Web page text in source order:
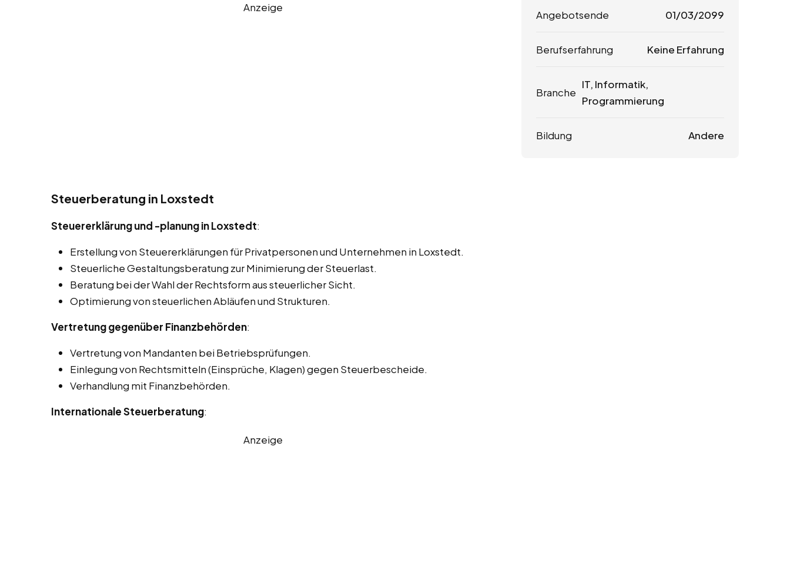
Anzeige
Steuerberatung in Loxstedt
Steuererklärung und -planung in Loxstedt:
Erstellung von Steuererklärungen für Privatpersonen und Unternehmen in Loxstedt.
Steuerliche Gestaltungsberatung zur Minimierung der Steuerlast.
Beratung bei der Wahl der Rechtsform aus steuerlicher Sicht.
Optimierung von steuerlichen Abläufen und Strukturen.
Vertretung gegenüber Finanzbehörden:
Vertretung von Mandanten bei Betriebsprüfungen.
Einlegung von Rechtsmitteln (Einsprüche, Klagen) gegen Steuerbescheide.
Verhandlung mit Finanzbehörden.
Internationale Steuerberatung:
Anzeige
Angebotsende 01/03/2099
Berufserfahrung Keine Erfahrung
Branche
IT, Informatik,
Programmierung
Bildung Andere